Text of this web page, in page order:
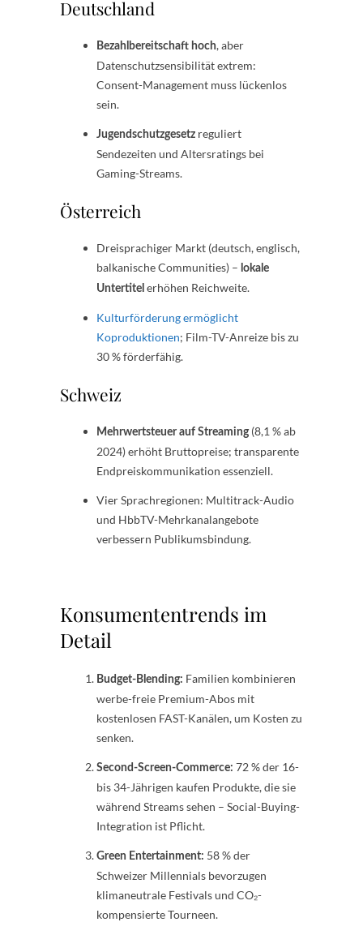
Deutschland
Bezahlbereitschaft hoch, aber
Datenschutzsensibilität extrem:
Consent-Management muss lückenlos
sein.
Jugendschutzgesetz reguliert
Sendezeiten und Altersratings bei
Gaming-Streams.
Österreich
Dreisprachiger Markt (deutsch, englisch,
balkanische Communities) – lokale
Untertitel erhöhen Reichweite.
Kulturförderung ermöglicht
Koproduktionen; Film-TV-Anreize bis zu
30 % förderfähig.
Schweiz
Mehrwertsteuer auf Streaming(8,1 % ab
2024) erhöht Bruttopreise; transparente
Endpreiskommunikation essenziell.
Vier Sprachregionen: Multitrack-Audio
und HbbTV-Mehrkanalangebote
verbessern Publikumsbindung.
Konsumententrends im
Detail
Budget-Blending: Familien kombinieren
werbe-freie Premium-Abos mit
kostenlosen FAST-Kanälen, um Kosten zu
senken.
Second-Screen-Commerce: 72 % der 16-
bis 34-Jährigen kaufen Produkte, die sie
während Streams sehen – Social-Buying-
Integration ist Pflicht.
Green Entertainment: 58 % der
Schweizer Millennials bevorzugen
klimaneutrale Festivals und CO₂-
kompensierte Tourneen.